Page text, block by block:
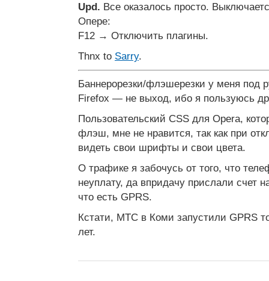
Upd. Все оказалось просто.
Опере:
F12 → Отключить плагины.
Thnx to Sarry.
Баннерорезки/флэшерезки у меня под
Firefox — не выход, ибо я пользуюсь
Пользовательский CSS для Opera,
флэш, мне не нравится, так как при
видеть свои шрифты и свои цвета.
О трафике я забочусь от того, что
неуплату, да впридачу прислали счет
что есть GPRS.
Кстати, МТС в Коми запустили GPRS
лет.